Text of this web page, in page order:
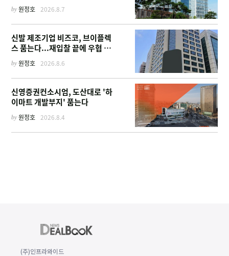
by원정호 2026.8.7
신발 제조기업 비즈코, 브이플렉
스 품는다...재입찰 끝에 우협 선
by원정호 2026.8.6
신영증권컨소시엄, 도산대로 '하
이마트 개발부지' 품는다
by원정호 2026.8.4
(주)인프라와이드